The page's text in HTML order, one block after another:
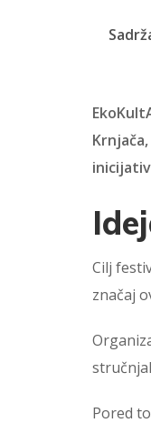
Cilj
značaj
Pored